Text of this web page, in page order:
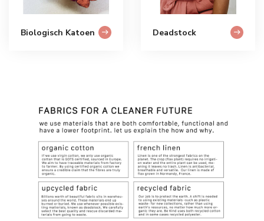
Biologisch Katoen Deadstock